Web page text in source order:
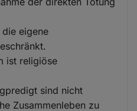
eigene
ist religiöse
sind nicht
Zusammenleben zu